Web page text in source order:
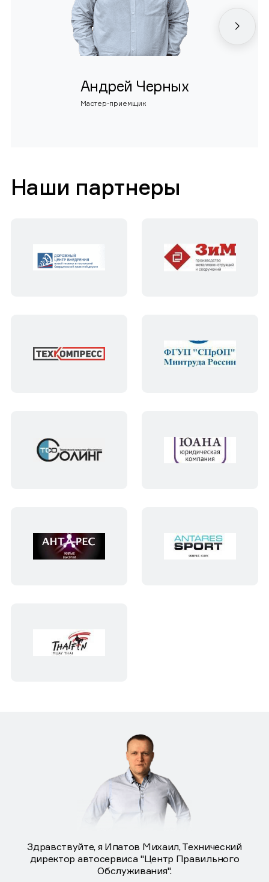
Андрей Черных
Мастер-приемщик
Наши партнеры
Здравствуйте, я Ипатов Михаил, Технический
директор автосервиса "Центр Правильного
Обслуживания".